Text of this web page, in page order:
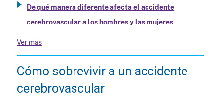
De qué manera diferente afecta el accidente
cerebrovascular a los hombres y las mujeres
Ver más
Cómo sobrevivir a un accidente
cerebrovascular